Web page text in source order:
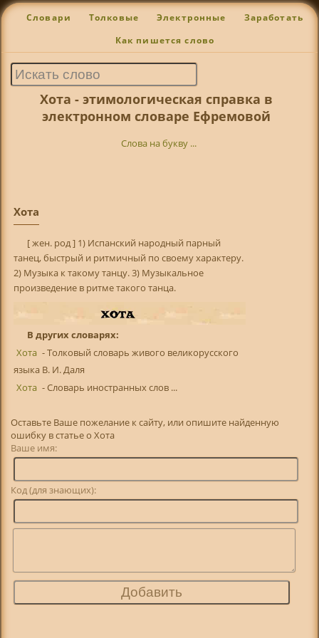
Словари Толковые Электронные Заработать
Как пишется слово
Хота - этимологическая справка в
электронном словаре Ефремовой
Слова на букву ...
Хота
[ жен. род ] 1) Испанский народный парный
танец, быстрый и ритмичный по своему характеру.
2) Музыка к такому танцу. 3) Музыкальное
произведение в ритме такого танца.
В других словарях:
Хота - Толковый словарь живого великорусского
языка В. И. Даля
Хота - Словарь иностранных слов ...
Оставьте Ваше пожелание к сайту, или опишите найденную
ошибку в статье о Хота
Ваше имя:
Код (для знающих):